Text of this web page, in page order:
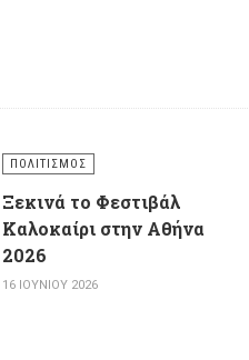
ΠΟΛΙΤΙΣΜΌΣ
Ξεκινά το Φεστιβάλ
Καλοκαίρι στην Αθήνα
2026
16 ΙΟΥΝΊΟΥ 2026